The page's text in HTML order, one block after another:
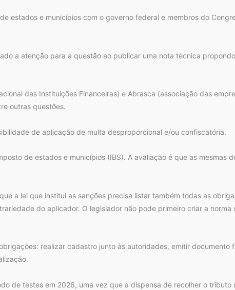
estados e municípios com o governo federal e membros do
a atenção para a questão ao publicar uma nota técnica
das Instituições Financeiras) e Abrasca (associação das
outras questões.
de aplicação de multa desproporcional e/ou confiscatória.
de estados e municípios (IBS). A avaliação é que as mesmas
a lei que institui as sanções precisa listar também todas as
do aplicador. O legislador não pode primeiro criar a norma
realizar cadastro junto às autoridades, emitir documento
de testes em 2026, uma vez que a dispensa de recolher o tributo